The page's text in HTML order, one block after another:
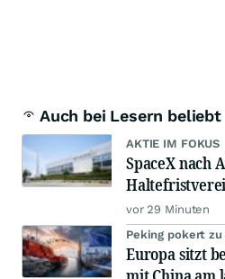
Auch bei Lesern beliebt
AKTIE IM FOKUS
SpaceX nach
vor 29 Minuten
Peking pokert zu
Europa sitzt